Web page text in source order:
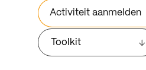
Activiteit aanmelden
Toolkit